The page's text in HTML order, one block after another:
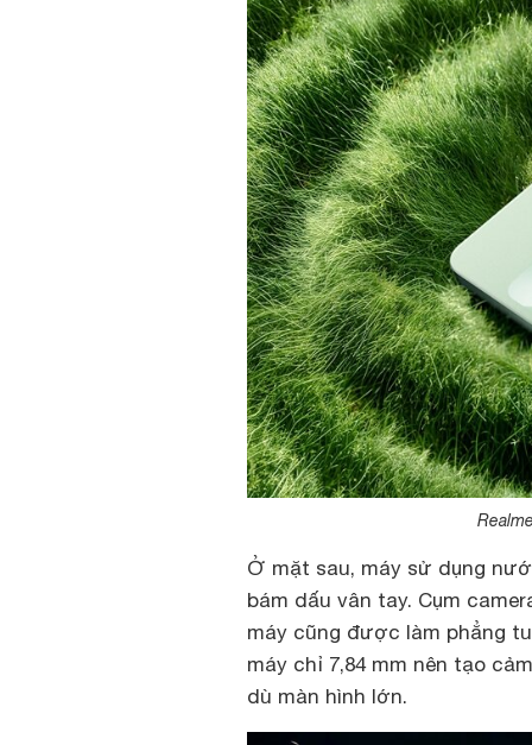
Ở mặt sau, máy sử dụng
bám dấu vân tay. Cụm
máy cũng được làm phẳng
máy chỉ 7,84 mm nên tạo
dù màn hình lớn.